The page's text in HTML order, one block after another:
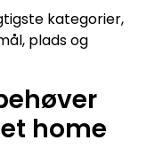
kategorier,
plads og
home